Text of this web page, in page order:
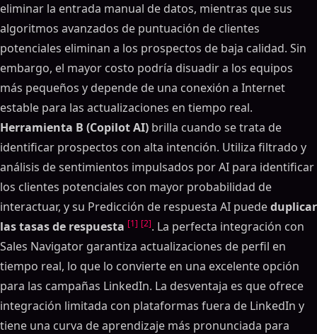
eliminar la entrada manual de datos, mientras que sus
algoritmos avanzados de puntuación de clientes
potenciales eliminan a los prospectos de baja calidad. Sin
embargo, el mayor costo podría disuadir a los equipos
más pequeños y depende de una conexión a Internet
estable para las actualizaciones en tiempo real.
Herramienta B (Copilot AI) brilla cuando se trata de
identificar prospectos con alta intención. Utiliza filtrado y
análisis de sentimientos impulsados por AI para identificar
los clientes potenciales con mayor probabilidad de
interactuar, y su Predicción de respuesta AI puededuplicar
las tasas de respuesta [1] [2]. La perfecta integración con
Sales Navigator garantiza actualizaciones de perfil en
tiempo real, lo que lo convierte en una excelente opción
para las campañas LinkedIn. La desventaja es que ofrece
integración limitada con plataformas fuera de LinkedIn y
tiene una curva de aprendizaje más pronunciada para